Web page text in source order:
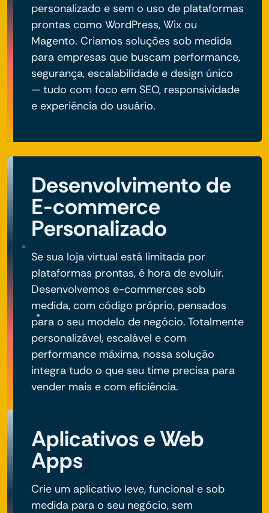
personalizado e sem o uso de plataformas
prontas como WordPress, Wix ou
Magento. Criamos soluções sob medida
para empresas que buscam performance,
segurança, escalabilidade e design único
— tudo com foco em SEO, responsividade
e experiência do usuário.
Desenvolvimento de
E-commerce
Personalizado
Se sua loja virtual está limitada por
plataformas prontas, é hora de evoluir.
Desenvolvemos e-commerces sob
medida, com código próprio, pensados
para o seu modelo de negócio. Totalmente
personalizável, escalável e com
performance máxima, nossa solução
integra tudo o que seu time precisa para
vender mais e com eficiência.
Aplicativos e Web
Apps
Crie um aplicativo leve, funcional e sob
medida para o seu negócio, sem